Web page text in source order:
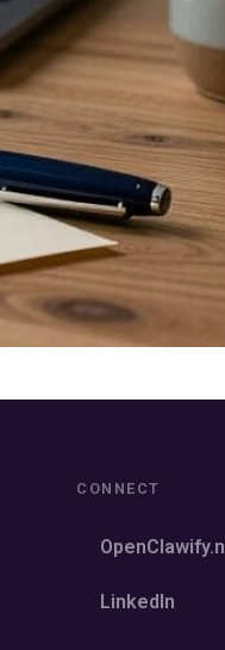
CONNECT
OpenClawify.nl
LinkedIn